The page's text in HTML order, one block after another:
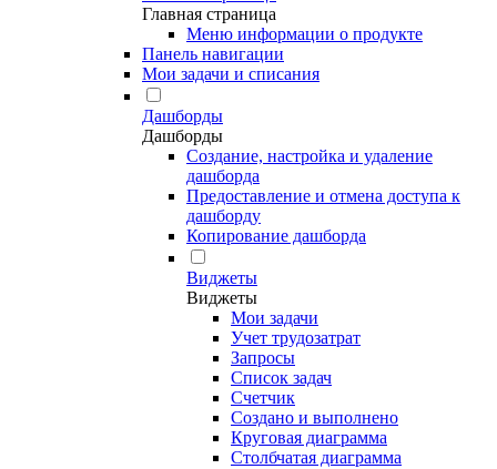
Главная страница
Меню информации о продукте
Панель навигации
Мои задачи и списания
Дашборды
Дашборды
Создание, настройка и удаление
дашборда
Предоставление и отмена доступа к
дашборду
Копирование дашборда
Виджеты
Виджеты
Мои задачи
Учет трудозатрат
Запросы
Список задач
Счетчик
Создано и выполнено
Круговая диаграмма
Столбчатая диаграмма